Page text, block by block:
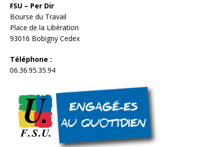
FSU – Per Dir
Bourse du Travail
Place de la Libération
93016 Bobigny Cedex
Téléphone :
06.36.95.35.94